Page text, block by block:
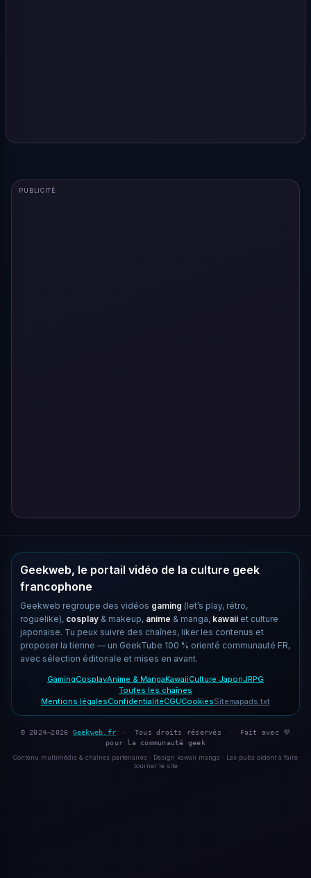
PUBLICITÉ
Geekweb, le portail vidéo de la culture geek
francophone
Geekweb regroupe des vidéos gaming (let’s play, rétro,
roguelike), cosplay & makeup, anime & manga, kawaii et culture
japonaise. Tu peux suivre des chaînes, liker les contenus et
proposer la tienne — un GeekTube 100 % orienté communauté FR,
avec sélection éditoriale et mises en avant.
GamingCosplayAnime & MangaKawaiiCulture JaponJRPG
Toutes les chaînes
Mentions légalesConfidentialitéCGUCookiesSitemapads.txt
© 2024–2026 Geekweb.fr · Tous droits réservés ·
Fait avec 💜
pour la communauté geek
Contenu multimédia & chaînes partenaires · Design kawaii manga · Les pubs aident à faire
tourner le site